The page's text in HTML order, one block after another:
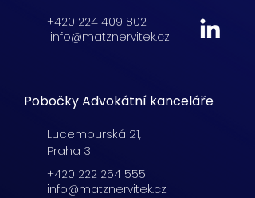
+420 224 409 802
info@matznervitek.cz
Pobočky Advokátní kanceláře
Lucemburská 21,
Praha 3
+420 222 254 555
info@matznervitek.cz